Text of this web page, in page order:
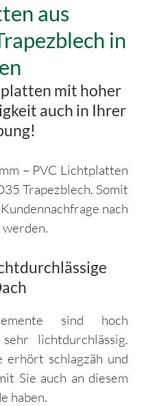
aus
in
mit hoher
auch in Ihrer
– PVC Lichtplatten
Trapezblech. Somit
nach
sind hoch
lichtdurchlässig.
erhört schlagzäh und
Sie auch an diesem
haben.